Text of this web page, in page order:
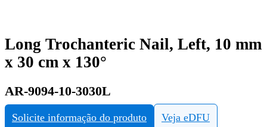
Long Trochanteric Nail, Left, 10 mm
x 30 cm x 130°
AR-9094-10-3030L
Solicite informação do produto Veja eDFU